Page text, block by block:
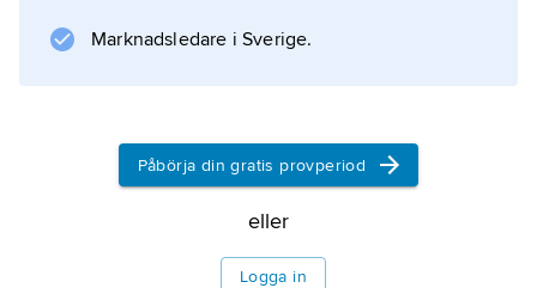
) som lever i sydöstra Asien och Australien.
Marknadsledare i Sverige.
Påbörja din gratis provperiod
eller
Logga in